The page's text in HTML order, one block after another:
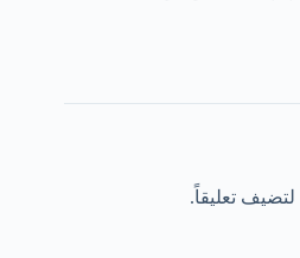
لتضيف تعليقاً.